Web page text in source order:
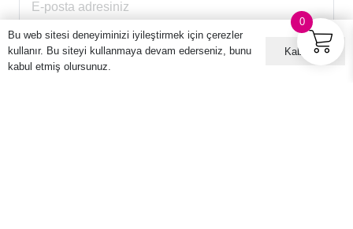
0
Bu web sitesi deneyiminizi iyileştirmek için çerezler
kullanır. Bu siteyi kullanmaya devam ederseniz, bunu
kabul etmiş olursunuz.
Kabul ET